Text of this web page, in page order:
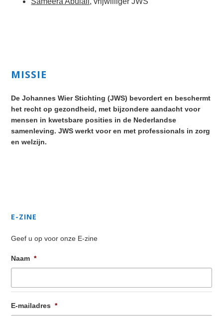
Primary
MISSIE
De Johannes Wier Stichting (JWS) bevordert en beschermt
het recht op gezondheid, met bijzondere aandacht voor
mensen in kwetsbare posities in de Nederlandse
samenleving. JWS werkt voor en met professionals in zorg
en welzijn.
E-ZINE
Geef u op voor onze E-zine
Naam *
E-mailadres *